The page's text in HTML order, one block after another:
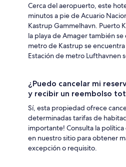
Cerca del aeropuerto, este
minutos a pie de Acuario
Kastrup Gammelhavn. Puerto
la playa de Amager también
metro de Kastrup se
Estación de metro Lufthavnen
¿Puedo cancelar mi
y recibir un reembolso
Sí, esta propiedad ofrece
determinadas tarifas de
importante! Consulta la
en nuestro sitio para obtener
excepción o requisito.